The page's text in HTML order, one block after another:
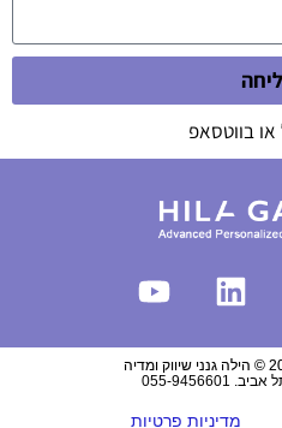
בווטסאפ
מדיניות פרטיות